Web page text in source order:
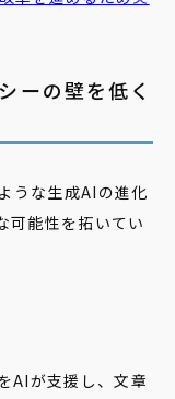
ーの壁を低く
うな生成AIの進化
可能性を拓いてい
AIが支援し、文章